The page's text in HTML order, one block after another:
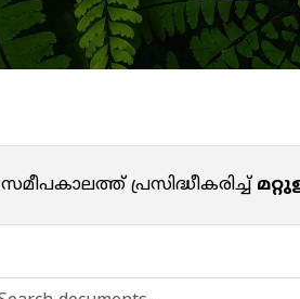
സമീപകാലത്ത് പ്രസിദ്ധീകരിച്ച്